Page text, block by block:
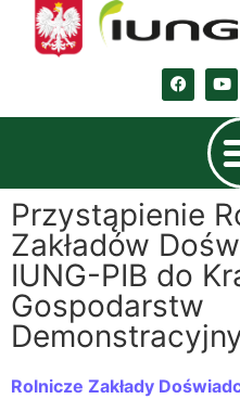
Przystąpienie
Zakładów
IUNG-PIB do
Gospodarstw
Rolnicze Zakłady